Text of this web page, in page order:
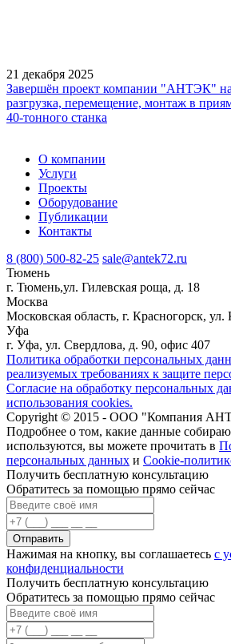
21 декабря 2025
Завершён проект компании "АНТЭК"
разгрузка, перемещение, монтаж в
40‑тонного станка
О компании
Услуги
Проекты
Оборудование
Публикации
Контакты
8 (800) 500-82-25 sale@antek72.ru
Тюмень
г. Тюмень,ул. Гилевская роща, д. 18
Москва
Московская область, г. Красногорск,
Уфа
г. Уфа, ул. Свердлова, д. 90, офис 407
Политика обработки персональных
реализуемых требованиях к защите
Согласие на обработку персональных
использования cookies.
Copyright © 2015 - ООО "Компания
Подробнее о том, какие данные
используются, вы можете прочитать в
персональных данных и Cookie-
Получить бесплатную консультацию
Обратитесь за помощью прямо сейчас
Нажимая на кнопку, вы соглашаетесь с
конфиденциальности
Получить бесплатную консультацию
Обратитесь за помощью прямо сейчас